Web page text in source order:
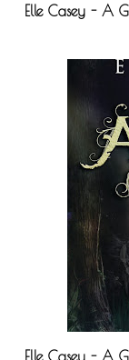
Elle Casey - A
Elle Casey - A